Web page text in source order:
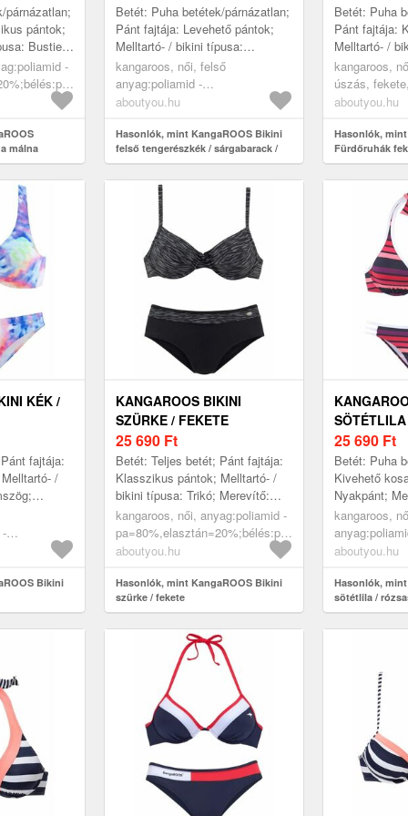
párnázatlan;
pántok;
Bustier;
Minta:
-
málna
málna
Betét: Puha betétek/párnázatlan;
Pánt fajtája: Levehető pántok;
Melltartó- / bikini típusa:
Bandeau; Merevítő: Merevítő
nélkül; Minta: Csíkos; Extr...
kangaroos, női, felső
anyag:poliamid -
pa=84%,elasztán=16%;bélés:poliamid
- pes=100%, ruházat, fürdőruhák,
bikinik, bikini felsők, bandeau
sárgabarack, fehér
aboutyou.hu
Hasonlók, mint KangaROOS Bikini
felső tengerészkék / sárgabarack /
fehér
Betét: Puha
Pánt fajtája:
Melltartó- /
Merevítő:
Univerzáli...
kangaroos,
úszás,
aboutyou.hu
Hasonlók,
Fürdőruhák
KÉK /
fajtája:
/
Minta:
...
ruházat,
kék,Bikini
KANGAROOS BIKINI
SZÜRKE / FEKETE
25 690 Ft
Betét: Teljes betét; Pánt fajtája:
Klasszikus pántok; Melltartó- /
bikini típusa: Trikó; Merevítő:
Merevítővel; Nadrág szabása:
Regular Fit; Extrák...
kangaroos, női, anyag:poliamid -
pa=80%,elasztán=20%;bélés:poliészter
- pes=100%, ruházat, fürdőruhák,
nagykosaras melltartók, szürke,
fekete
aboutyou.hu
Hasonlók, mint KangaROOS Bikini
szürke / fekete
25 690 Ft
Betét: Puha
Kivehető
Nyakpánt;
típusa:
Merevítővel;
kangaroos,
bikinik,
nagykosaras
aboutyou.hu
Hasonlók,
sötétlila /